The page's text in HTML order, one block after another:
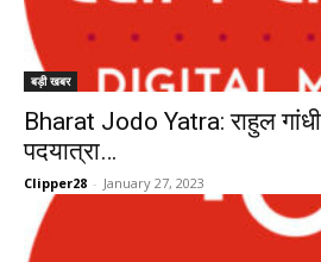
बड़ी खबर
Bharat Jodo Yatra: राहुल
पदयात्रा…
Clipper28 - January 27, 2023